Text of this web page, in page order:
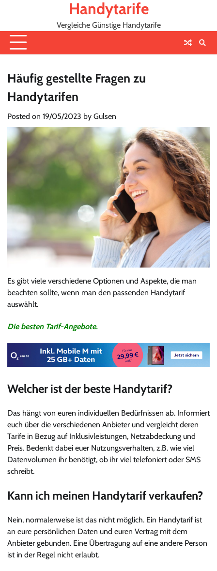
Handytarife
Vergleiche Günstige Handytarife
Häufig gestellte Fragen zu
Handytarifen
Posted on 19/05/2023 by Gulsen
Es gibt viele verschiedene Optionen und Aspekte, die man
beachten sollte, wenn man den passenden Handytarif
auswählt.
Die besten Tarif-Angebote.
Welcher ist der beste Handytarif?
Das hängt von euren individuellen Bedürfnissen ab. Informiert
euch über die verschiedenen Anbieter und vergleicht deren
Tarife in Bezug auf Inklusivleistungen, Netzabdeckung und
Preis. Bedenkt dabei euer Nutzungsverhalten, z.B. wie viel
Datenvolumen ihr benötigt, ob ihr viel telefoniert oder SMS
schreibt.
Kann ich meinen Handytarif verkaufen?
Nein, normalerweise ist das nicht möglich. Ein Handytarif ist
an eure persönlichen Daten und euren Vertrag mit dem
Anbieter gebunden. Eine Übertragung auf eine andere Person
ist in der Regel nicht erlaubt.